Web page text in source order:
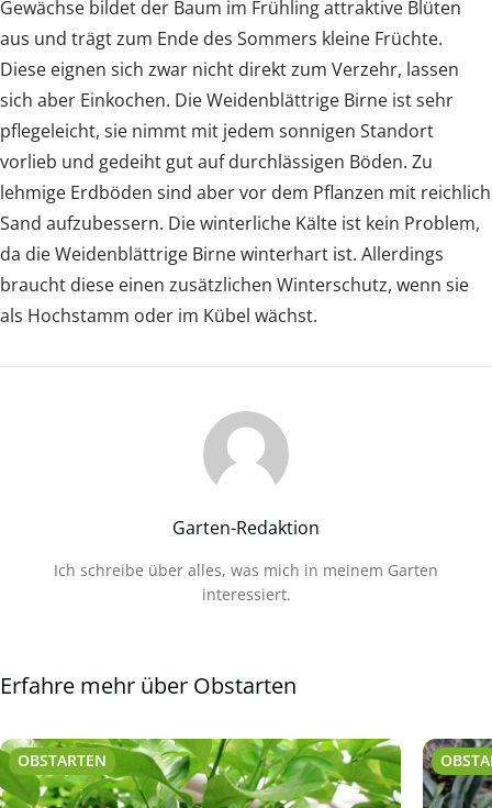
Gewächse bildet der Baum im Frühling attraktive Blüten
aus und trägt zum Ende des Sommers kleine Früchte.
Diese eignen sich zwar nicht direkt zum Verzehr, lassen
sich aber Einkochen. Die Weidenblättrige Birne ist sehr
pflegeleicht, sie nimmt mit jedem sonnigen Standort
vorlieb und gedeiht gut auf durchlässigen Böden. Zu
lehmige Erdböden sind aber vor dem Pflanzen mit reichlich
Sand aufzubessern. Die winterliche Kälte ist kein Problem,
da die Weidenblättrige Birne winterhart ist. Allerdings
braucht diese einen zusätzlichen Winterschutz, wenn sie
als Hochstamm oder im Kübel wächst.
Garten-Redaktion
Ich schreibe über alles, was mich in meinem Garten
interessiert.
Erfahre mehr über Obstarten
OBSTARTEN